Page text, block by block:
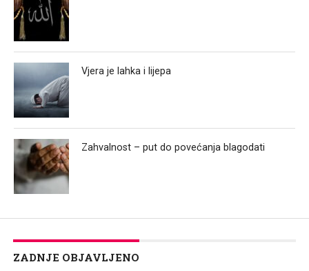
Vjera je lahka i lijepa
Zahvalnost – put do povećanja blagodati
ZADNJE OBJAVLJENO